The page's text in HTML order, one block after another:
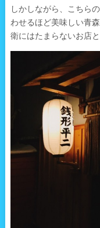
しかしながら、こちら
わせるほど美味しい青
衛にはたまらないお店と